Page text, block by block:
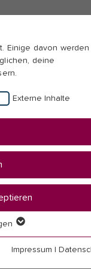
Einige davon werden
deine
Externe Inhalte
der
Impressum